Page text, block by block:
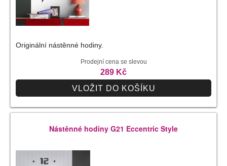
Originální nástěnné hodiny.
Prodejní cena se slevou
289 Kč
VLOŽIT DO KOŠÍKU
Nástěnné hodiny G21 Eccentric Style